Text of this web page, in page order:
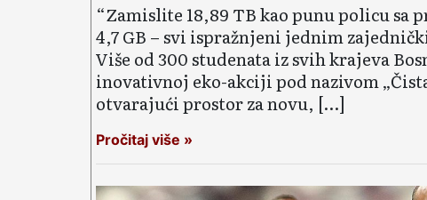
“Zamislite 18,89 TB kao punu policu sa
4,7 GB – svi ispražnjeni jednim
Više od 300 studenata iz svih krajeva
inovativnoj eko-akciji pod nazivom
otvarajući prostor za novu, […]
Pročitaj više »